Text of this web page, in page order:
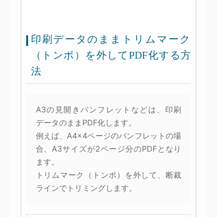
印刷データのままトリムマーク
（トンボ）を外してPDF化する方
法
A3の見開きパンフレットなどは、印刷
データのままPDF化します。
例えば、A4×4ページのパンフレットの場
合、A3サイズが2ページ分のPDFとなり
ます。
トリムマーク（トンボ）を外して、断裁
ラインでトリミングします。